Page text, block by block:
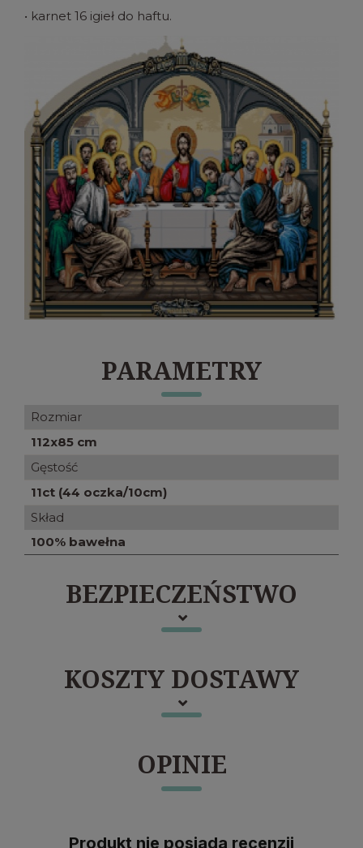
• karnet 16 igieł do haftu.
PARAMETRY
Rozmiar
112x85 cm
Gęstość
11ct (44 oczka/10cm)
Skład
100% bawełna
BEZPIECZEŃSTWO
KOSZTY DOSTAWY
OPINIE
Produkt nie posiada recenzji